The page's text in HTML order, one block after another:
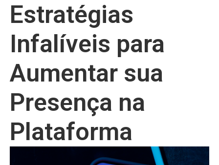
Estratégias
Infalíveis para
Aumentar sua
Presença na
Plataforma